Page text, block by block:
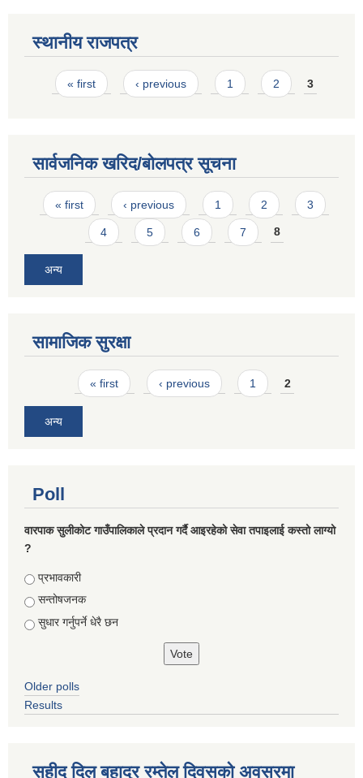
स्थानीय राजपत्र
Pages
« first ‹ previous 1 2 3
सार्वजनिक खरिद/बोलपत्र सूचना
Pages
« first ‹ previous 1 2 3
4 5 6 7 8
अन्य
सामाजिक सुरक्षा
Pages« first ‹ previous 1 2
अन्य
Poll
वारपाक सुलीकोट गाउँपालिकाले प्रदान गर्दै आइरहेको सेवा तपाइलाई कस्तो लाग्यो
?
Choices
प्रभावकारी
सन्तोषजनक
सुधार गर्नुपर्ने धेरै छन
Older polls
Results
सहीद दिल बहादुर रम्तेल दिवसको अवसरमा